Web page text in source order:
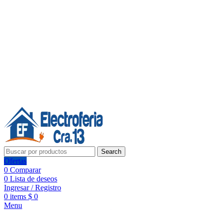
Search
Ofertas
0 Comparar
0 Lista de deseos
Ingresar / Registro
0 items $ 0
Menu